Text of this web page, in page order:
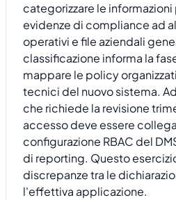
categorizzare le
evidenze di compliance ad
operativi e file aziendali
classificazione informa la
mappare le policy
tecnici del nuovo sistema.
che richiede la revisione
accesso deve essere
configurazione RBAC del
di reporting. Questo
discrepanze tra le
l'effettiva applicazione.